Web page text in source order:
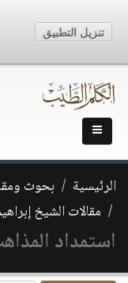
الرئيسية بحوث
مقالات الشيخ
استمداد
تنزيل التطبيق